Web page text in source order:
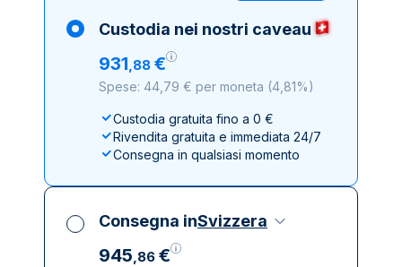
Custodia nei nostri caveau
931,88 €
Spese: 44,79 € per moneta (4,81%)
Custodia gratuita fino a 0 €
Rivendita gratuita e immediata 24/7
Consegna in qualsiasi momento
Consegna inSvizzera
945,86 €